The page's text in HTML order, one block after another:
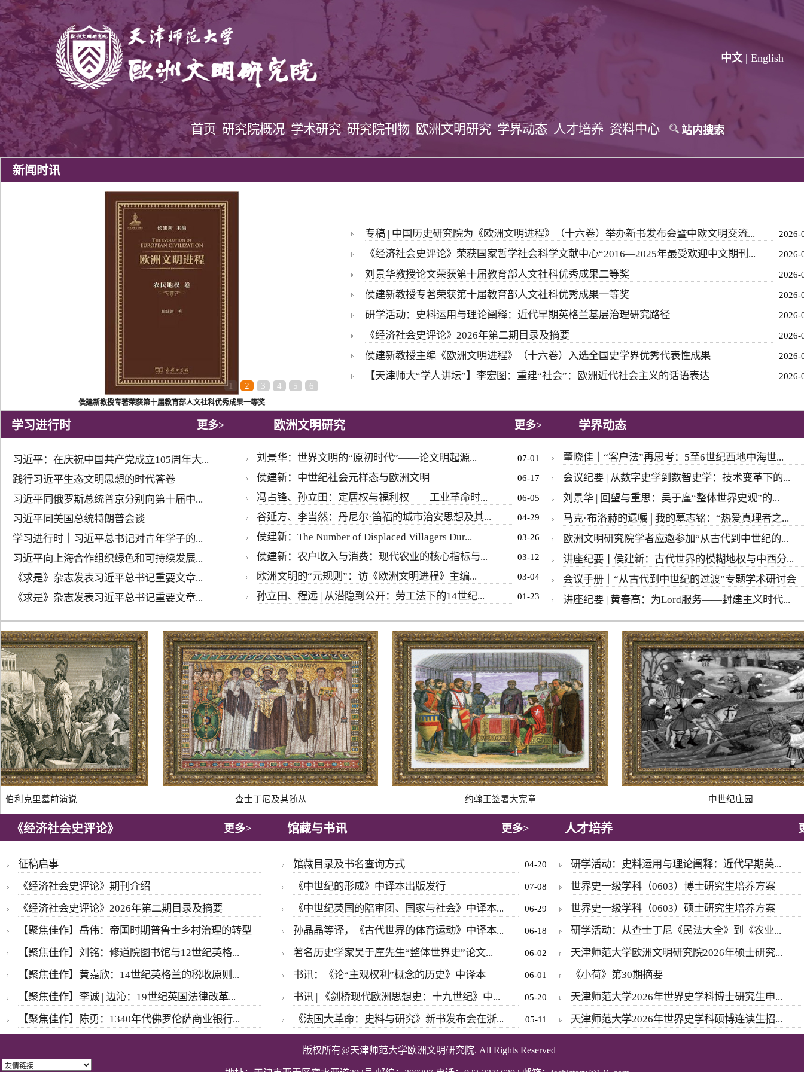
中文 | English
首页 研究院概况学术研究 研究院刊物 欧洲文明研究 学界动态 人才培养 资料中心 站内搜索
新闻时讯
1 2 3 4 5 6
侯建新教授专著荣获第十届教育部人文社科优秀成果一等奖
专稿 | 中国历史研究院为《欧洲文明进程》（十六卷）举办新书发布会暨中欧文明交流... 2026-
《经济社会史评论》荣获国家哲学社会科学文献中心“2016—2025年最受欢迎中文期刊... 2026-
刘景华教授论文荣获第十届教育部人文社科优秀成果二等奖 2026-
侯建新教授专著荣获第十届教育部人文社科优秀成果一等奖 2026-
研学活动：史料运用与理论阐释：近代早期英格兰基层治理研究路径 2026-
《经济社会史评论》2026年第二期目录及摘要 2026-
侯建新教授主编《欧洲文明进程》（十六卷）入选全国史学界优秀代表性成果 2026-
【天津师大“学人讲坛”】李宏图：重建“社会”：欧洲近代社会主义的话语表达 2026-
学习进行时 更多>
习近平：在庆祝中国共产党成立105周年大...
践行习近平生态文明思想的时代答卷
习近平同俄罗斯总统普京分别向第十届中...
习近平同美国总统特朗普会谈
学习进行时｜习近平总书记对青年学子的...
习近平向上海合作组织绿色和可持续发展...
《求是》杂志发表习近平总书记重要文章...
《求是》杂志发表习近平总书记重要文章...
欧洲文明研究 更多>
刘景华：世界文明的“原初时代”——论文明起源... 07-01
侯建新：中世纪社会元样态与欧洲文明 06-17
冯占锋、孙立田：定居权与福利权——工业革命时... 06-05
谷延方、李当然：丹尼尔·笛福的城市治安思想及其... 04-29
侯建新：The Number of Displaced Villagers Dur... 03-26
侯建新：农户收入与消费：现代农业的核心指标与... 03-12
欧洲文明的“元规则”：访《欧洲文明进程》主编... 03-04
孙立田、程远 | 从潜隐到公开：劳工法下的14世纪... 01-23
学界动态
董晓佳｜“客户法”再思考：5至6世纪西地中海世...
会议纪要 | 从数字史学到数智史学：技术变革下的...
刘景华 | 回望与重思：吴于廑“整体世界史观”的...
马克·布洛赫的遗嘱│我的墓志铭：“热爱真理者之...
欧洲文明研究院学者应邀参加“从古代到中世纪的...
讲座纪要丨侯建新：古代世界的模糊地权与中西分...
会议手册｜“从古代到中世纪的过渡”专题学术研讨会
讲座纪要 | 黄春高：为Lord服务——封建主义时代...
利克里墓前演说 查士丁尼及其随从 约翰王签署大宪章 中世纪庄园
《经济社会史评论》 更多> 馆藏与书讯 更多> 人才培养
征稿启事
《经济社会史评论》期刊介绍
《经济社会史评论》2026年第二期目录及摘要
【聚焦佳作】岳伟：帝国时期普鲁士乡村治理的转型
【聚焦佳作】刘铭：修道院图书馆与12世纪英格...
【聚焦佳作】黄嘉欣：14世纪英格兰的税收原则...
【聚焦佳作】李诚 | 边沁：19世纪英国法律改革...
【聚焦佳作】陈勇：1340年代佛罗伦萨商业银行...
馆藏目录及书名查询方式 04-20
《中世纪的形成》中译本出版发行 07-08
《中世纪英国的陪审团、国家与社会》中译本... 06-29
孙晶晶等译，《古代世界的体育运动》中译本... 06-18
著名历史学家吴于廑先生“整体世界史”论文... 06-02
书讯：《论“主观权利”概念的历史》中译本 06-01
书讯 | 《剑桥现代欧洲思想史：十九世纪》中... 05-20
《法国大革命：史料与研究》新书发布会在浙... 05-11
研学活动：史料运用与理论阐释：近代早期英...
世界史一级学科（0603）博士研究生培养方案
世界史一级学科（0603）硕士研究生培养方案
研学活动：从查士丁尼《民法大全》到《农业...
天津师范大学欧洲文明研究院2026年硕士研究...
《小荷》第30期摘要
天津师范大学2026年世界史学科博士研究生申...
天津师范大学2026年世界史学科硕博连读生招...
版权所有@天津师范大学欧洲文明研究院. All Rights Reserved